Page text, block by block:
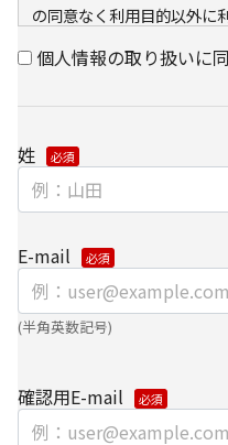
の同意なく利用目的以外に
キー）を紐づけて、ウェブ
アクセス履歴は、市場分析
に利用します。
・ウェブサイトにおける、
【第三者提供に関して】
当社はご提供いただきまし
き、ご本人の同意なく第三
・上記利用目的を実施する
委託先へ委託する場合
個人情報の取り扱いに
姓
E-mail
(半角英数記号)
確認用E-mail